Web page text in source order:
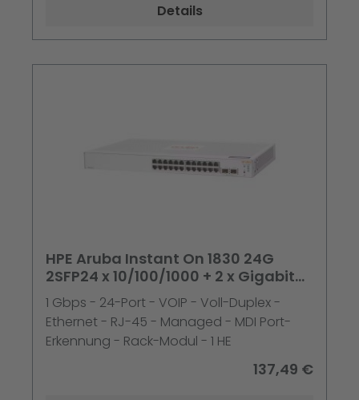
Details
HPE Aruba Instant On 1830 24G
2SFP24 x 10/100/1000 + 2 x Gigabit
SFP Rack-Einbau
1 Gbps - 24-Port - VOIP - Voll-Duplex -
Ethernet - RJ-45 - Managed - MDI Port-
Erkennung - Rack-Modul - 1 HE
137,49 €